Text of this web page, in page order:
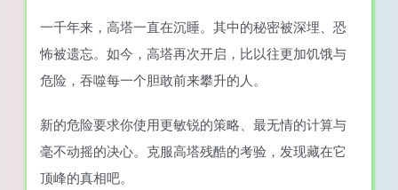
一千年来，高塔一直在沉睡。其中的秘密被深埋、恐
怖被遗忘。如今，高塔再次开启，比以往更加饥饿与
危险，吞噬每一个胆敢前来攀升的人。
新的危险要求你使用更敏锐的策略、最无情的计算与
毫不动摇的决心。克服高塔残酷的考验，发现藏在它
顶峰的真相吧。